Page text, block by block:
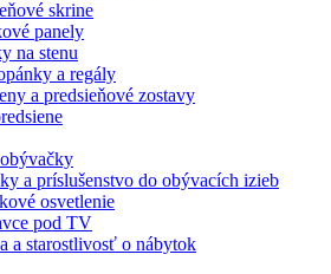
skrine
panely
na stenu
a regály
a predsieňové zostavy
a príslušenstvo do obývacích izieb
osvetlenie
pod TV
a starostlivosť o nábytok